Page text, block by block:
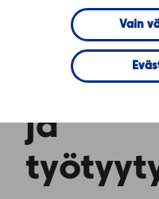
Vain
ja